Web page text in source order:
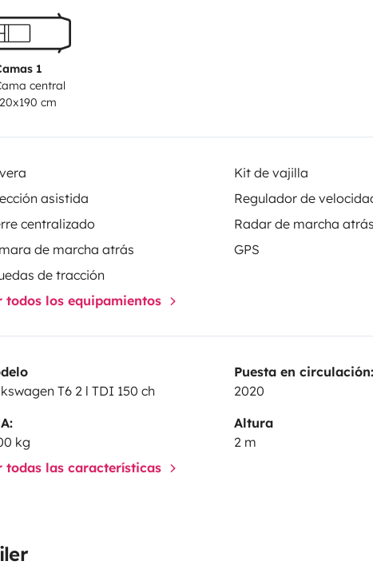
1
central
cm
Kit de vajilla
asistida
Regulador de
centralizado
Radar de marcha atrás
de marcha atrás
GPS
de tracción
todos los equipamientos
T6 2 l TDI 150 ch
Puesta en circulación:
2020
kg
Altura
2 m
todas las características